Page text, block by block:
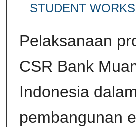
STUDENT
Pelaksanaan
CSR Bank
Indonesia
pembangunan